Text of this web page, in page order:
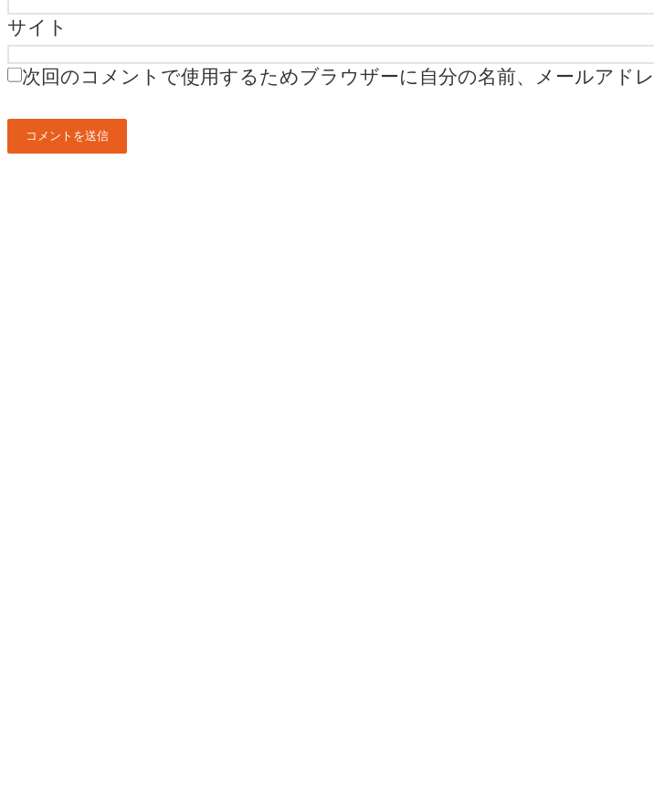
サイト
次回のコメントで使用するためブラウザーに自分の名前、メールアド